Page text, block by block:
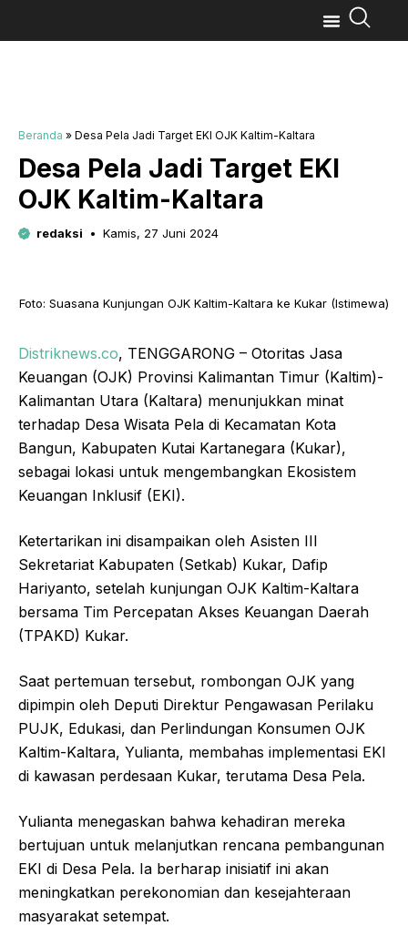
Beranda » Desa Pela Jadi Target EKI OJK Kaltim-Kaltara
Desa Pela Jadi Target EKI
OJK Kaltim-Kaltara
redaksi Kamis, 27 Juni 2024
Foto: Suasana Kunjungan OJK Kaltim-Kaltara ke Kukar (Istimewa)
Distriknews.co, TENGGARONG – Otoritas Jasa
Keuangan (OJK) Provinsi Kalimantan Timur (Kaltim)-
Kalimantan Utara (Kaltara) menunjukkan minat
terhadap Desa Wisata Pela di Kecamatan Kota
Bangun, Kabupaten Kutai Kartanegara (Kukar),
sebagai lokasi untuk mengembangkan Ekosistem
Keuangan Inklusif (EKI).
Ketertarikan ini disampaikan oleh Asisten III
Sekretariat Kabupaten (Setkab) Kukar, Dafip
Hariyanto, setelah kunjungan OJK Kaltim-Kaltara
bersama Tim Percepatan Akses Keuangan Daerah
(TPAKD) Kukar.
Saat pertemuan tersebut, rombongan OJK yang
dipimpin oleh Deputi Direktur Pengawasan Perilaku
PUJK, Edukasi, dan Perlindungan Konsumen OJK
Kaltim-Kaltara, Yulianta, membahas implementasi EKI
di kawasan perdesaan Kukar, terutama Desa Pela.
Yulianta menegaskan bahwa kehadiran mereka
bertujuan untuk melanjutkan rencana pembangunan
EKI di Desa Pela. Ia berharap inisiatif ini akan
meningkatkan perekonomian dan kesejahteraan
masyarakat setempat.